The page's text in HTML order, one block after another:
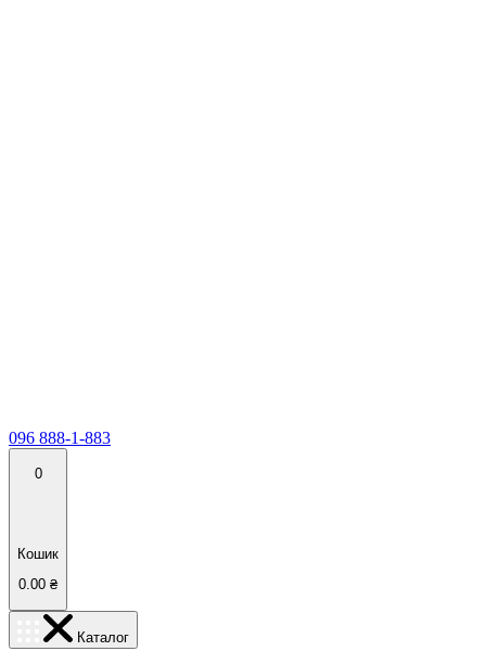
096 888-1-883
0
Кошик
0.00 ₴
Каталог